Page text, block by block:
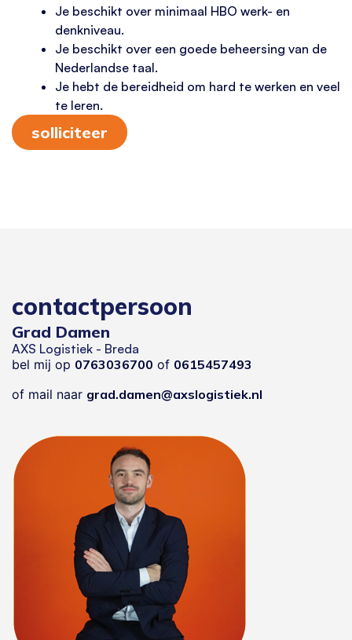
Je beschikt over minimaal HBO werk- en
denkniveau.
Je beschikt over een goede beheersing van de
Nederlandse taal.
Je hebt de bereidheid om hard te werken en veel
te leren.
solliciteer
contactpersoon
Grad Damen
AXS Logistiek - Breda
bel mij op 0763036700 of 0615457493
of mail naar grad.damen@axslogistiek.nl